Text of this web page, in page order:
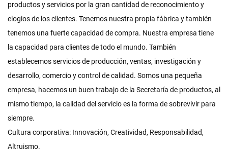
productos y servicios por la gran cantidad de reconocimiento y
elogios de los clientes. Tenemos nuestra propia fábrica y también
tenemos una fuerte capacidad de compra. Nuestra empresa tiene
la capacidad para clientes de todo el mundo. También
establecemos servicios de producción, ventas, investigación y
desarrollo, comercio y control de calidad. Somos una pequeña
empresa, hacemos un buen trabajo de la Secretaría de productos, al
mismo tiempo, la calidad del servicio es la forma de sobrevivir para
siempre.
Cultura corporativa: Innovación, Creatividad, Responsabilidad,
Altruismo.